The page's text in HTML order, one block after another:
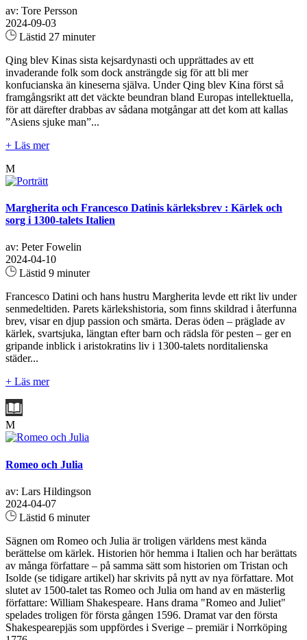
av: Tore Persson
2024-09-03
Lästid 27 minuter
Qing blev Kinas sista kejsardynasti och upprättades av ett
invaderande folk som dock ansträngde sig för att bli mer
konfucianska än kineserna själva. Under Qing blev Kina först så
framgångsrikt att det väckte beundran bland Europas intellektuella,
för att därefter drabbas av sådana motgångar att det kom att kallas
”Asiens sjuke man”...
+ Läs mer
M
Margherita och Francesco Datinis kärleksbrev : Kärlek och
sorg i 1300-talets Italien
av: Peter Fowelin
2024-04-10
Lästid 9 minuter
Francesco Datini och hans hustru Margherita levde ett rikt liv under
senmedeltiden. Parets kärlekshistoria, som finns skildrad i återfunna
brev, visar en djup passion och smärta. Deras öden – präglade av
kärlek, svartsjuka, längtan efter barn och rädsla för pesten – ger en
gripande inblick i aristokratins liv i 1300-talets norditalienska
städer...
+ Läs mer
M
Romeo och Julia
av: Lars Hildingson
2024-04-07
Lästid 6 minuter
Sägnen om Romeo och Julia är troligen världens mest kända
berättelse om kärlek. Historien hör hemma i Italien och har berättats
av många författare – på samma sätt som historien om Tristan och
Isolde (se tidigare artikel) har skrivits på nytt av nya författare. Mot
slutet av 1500-talet tas Romeo och Julia om hand av en mästerlig
författare: William Shakespeare. Hans drama "Romeo and Juliet"
spelades troligen för första gången 1596. Dramat var den första
Shakespearepjäs som uppfördes i Sverige – premiär i Norrköping